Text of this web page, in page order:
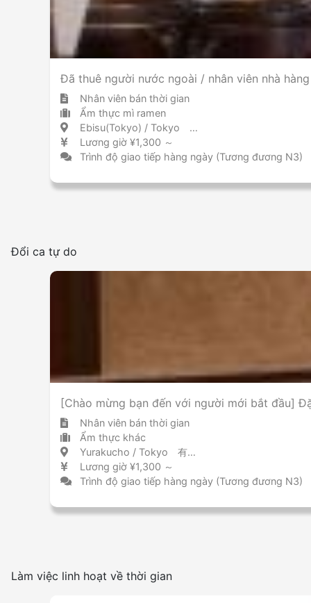
Đã thuê người nước ngoài / nhân viên nhà
Nhân viên bán thời gian
Ẩm thực mì ramen
Ebisu(Tokyo) / Tokyo 恵比寿 / 東京都
Lương giờ ¥1,300 ～
Trình độ giao tiếp hàng ngày (Tương đương N3)
Đổi ca tự do
[Chào mừng bạn đến với người mới bắt đầu]
Nhân viên bán thời gian
Ẩm thực khác
Yurakucho / Tokyo 有楽町 / 東京都
Lương giờ ¥1,300 ～
Trình độ giao tiếp hàng ngày (Tương đương N3)
Làm việc linh hoạt về thời gian